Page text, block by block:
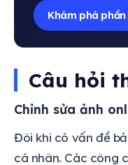
Khám phá
Câu hỏi
Chỉnh sửa ảnh
Đôi khi có vấn đề
cá nhân. Các công